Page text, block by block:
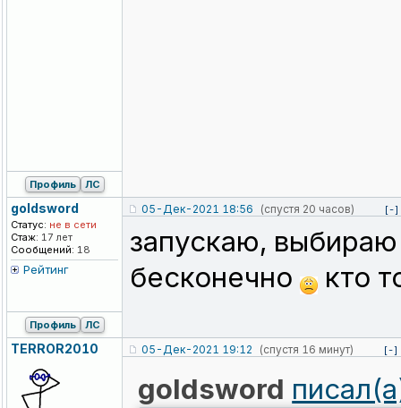
Профиль ЛС
goldsword
Статус: не в сети
Стаж: 17 лет
Сообщений: 18
Рейтинг
05-Дек-2021 18:56 (спустя 20 часов) [-]
запускаю, выбираю
бесконечно
кто
Профиль ЛС
TERROR2010 05-Дек-2021 19:12 (спустя 16 минут) [-]
goldsword